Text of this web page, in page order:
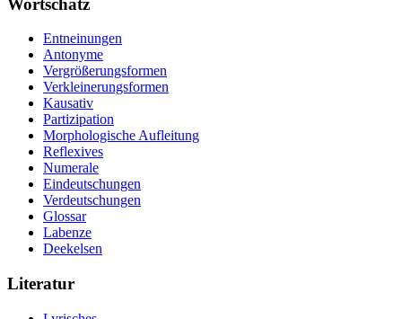
Entneinungen
Antonyme
Vergrößerungsformen
Verkleinerungsformen
Kausativ
Partizipation
Morphologische Aufleitung
Reflexives
Numerale
Eindeutschungen
Verdeutschungen
Glossar
Labenze
Deekelsen
Literatur